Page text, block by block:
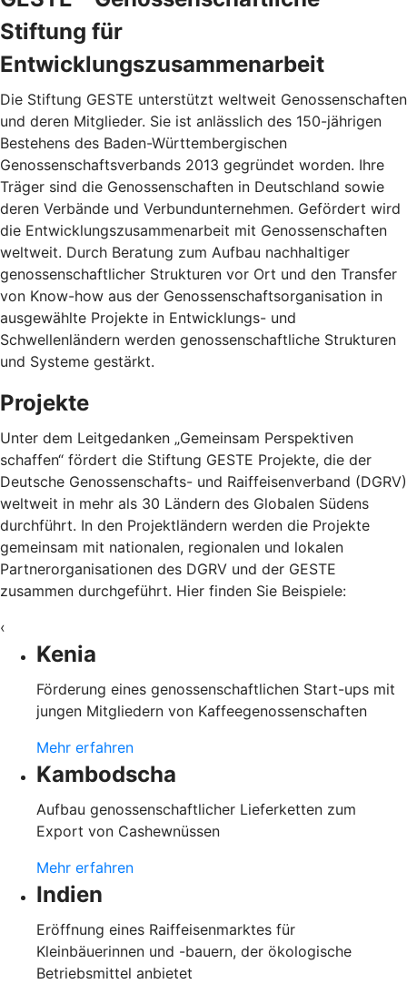
Stiftung für
Entwicklungszusammenarbeit
Die Stiftung GESTE unterstützt weltweit Genossenschaften
und deren Mitglieder. Sie ist anlässlich des 150-jährigen
Bestehens des Baden-Württembergischen
Genossenschaftsverbands 2013 gegründet worden. Ihre
Träger sind die Genossenschaften in Deutschland sowie
deren Verbände und Verbundunternehmen. Gefördert wird
die Entwicklungszusammenarbeit mit Genossenschaften
weltweit. Durch Beratung zum Aufbau nachhaltiger
genossenschaftlicher Strukturen vor Ort und den Transfer
von Know-how aus der Genossenschaftsorganisation in
ausgewählte Projekte in Entwicklungs- und
Schwellenländern werden genossenschaftliche Strukturen
und Systeme gestärkt.
Projekte
Unter dem Leitgedanken „Gemeinsam Perspektiven
schaffen“ fördert die Stiftung GESTE Projekte, die der
Deutsche Genossenschafts- und Raiffeisenverband (DGRV)
weltweit in mehr als 30 Ländern des Globalen Südens
durchführt. In den Projektländern werden die Projekte
gemeinsam mit nationalen, regionalen und lokalen
Partnerorganisationen des DGRV und der GESTE
zusammen durchgeführt. Hier finden Sie Beispiele:
‹
Kenia
Förderung eines genossenschaftlichen Start-ups mit
jungen Mitgliedern von Kaffeegenossenschaften
Mehr erfahren
Kambodscha
Aufbau genossenschaftlicher Lieferketten zum
Export von Cashewnüssen
Mehr erfahren
Indien
Eröffnung eines Raiffeisenmarktes für
Kleinbäuerinnen und -bauern, der ökologische
Betriebsmittel anbietet